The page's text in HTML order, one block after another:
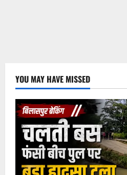
YOU MAY HAVE MISSED